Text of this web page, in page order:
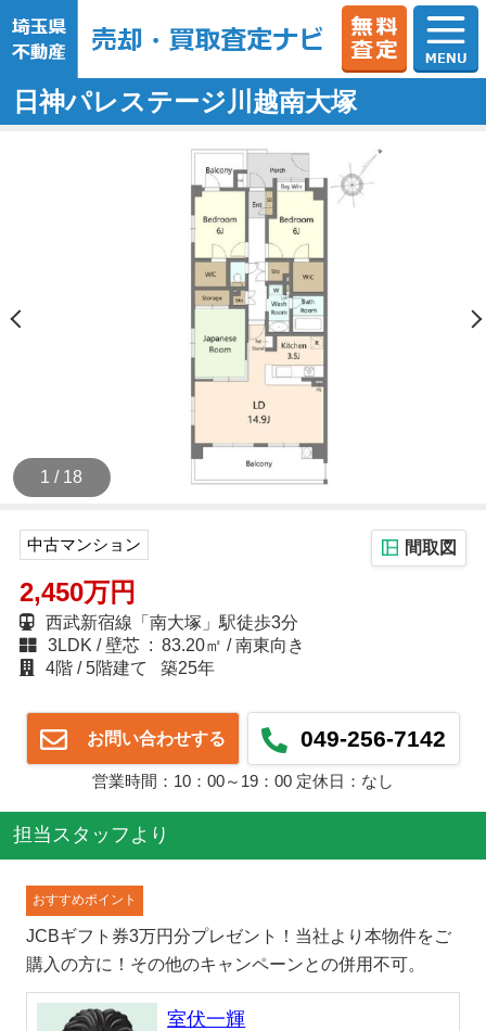
日神パレステージ川越南大塚
1 / 18
中古マンション 間取図
2,450万円
西武新宿線「南大塚」駅徒歩3分
3LDK
壁芯 : 83.20㎡
南東向き
4階
5階建て 築25年
お問い合わせする 049-256-7142
営業時間：10：00～19：00 定休日：なし
担当スタッフより
おすすめポイント
JCBギフト券3万円分プレゼント！当社より本物件をご
購入の方に！その他のキャンペーンとの併用不可。
室伏一輝